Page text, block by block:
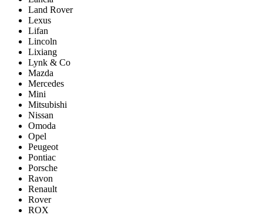
Land Rover
Lexus
Lifan
Lincoln
Lixiang
Lynk & Co
Mazda
Mercedes
Mini
Mitsubishi
Nissan
Omoda
Opel
Peugeot
Pontiac
Porsсhe
Ravon
Renault
Rover
ROX